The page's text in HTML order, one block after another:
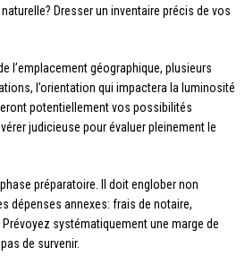
Dresser un inventaire précis de vos
l’emplacement géographique, plusieurs
l’orientation qui impactera la luminosité
potentiellement vos possibilités
judicieuse pour évaluer pleinement le
préparatoire. Il doit englober non
dépenses annexes: frais de notaire,
systématiquement une marge de
de survenir.